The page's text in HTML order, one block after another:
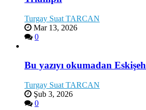
Turgay Suat TARCAN
Mar 13, 2026
0
Bu yazıyı okumadan
Turgay Suat TARCAN
Şub 3, 2026
0